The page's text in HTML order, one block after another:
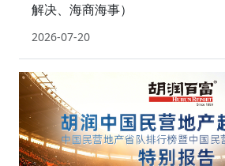
解决、海商海事）
2026-07-20